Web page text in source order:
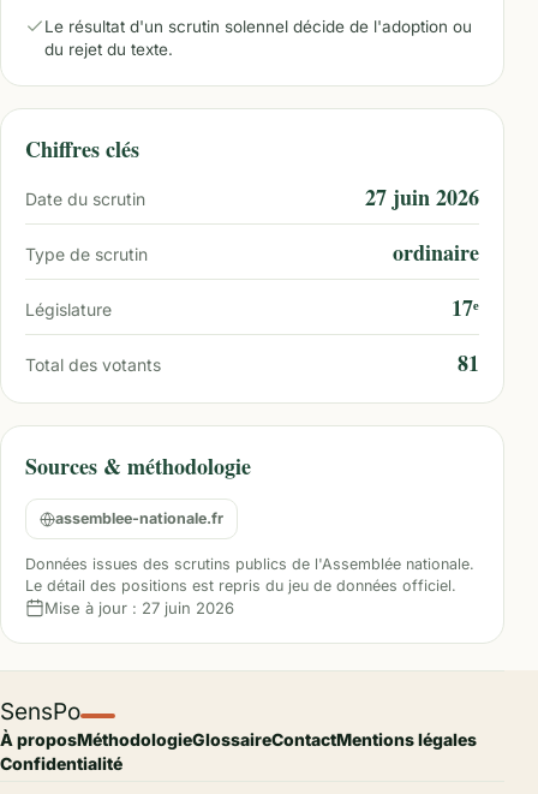
Le résultat d'un scrutin solennel décide de l'adoption ou
du rejet du texte.
Chiffres clés
Date du scrutin 27 juin 2026
Type de scrutin ordinaire
Législature 17ᵉ
Total des votants 81
Sources & méthodologie
assemblee-nationale.fr
Données issues des scrutins publics de l'Assemblée nationale.
Le détail des positions est repris du jeu de données officiel.
Mise à jour : 27 juin 2026
SensPo
À proposMéthodologieGlossaireContactMentions légales
Confidentialité